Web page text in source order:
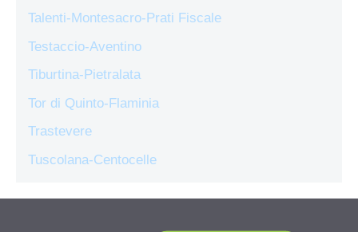
Talenti-Montesacro-Prati Fiscale
Testaccio-Aventino
Tiburtina-Pietralata
Tor di Quinto-Flaminia
Trastevere
Tuscolana-Centocelle